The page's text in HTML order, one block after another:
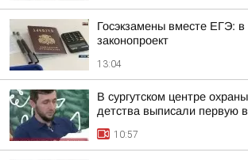
Госэкзамены вместе ЕГЭ: в
законопроект
13:04
В сургутском центре
детства выписали первую
10:57